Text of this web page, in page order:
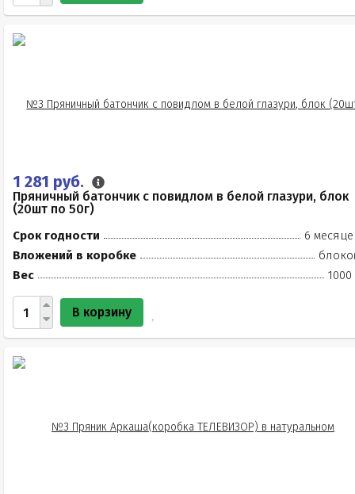
1 281 руб.
Пряничный батончик с повидлом в белой глазури, блок
(20шт по 50г)
Срок годности
6
Вложений в коробке
Вес
1000
В корзину